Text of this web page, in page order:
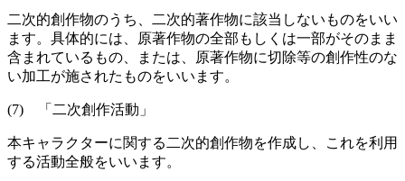
二次的創作物のうち、二次的著作物に該当しないものをいい
ます。具体的には、原著作物の全部もしくは一部がそのまま
含まれているもの、または、原著作物に切除等の創作性のな
い加工が施されたものをいいます。
(7) 「二次創作活動」
本キャラクターに関する二次的創作物を作成し、これを利用
する活動全般をいいます。